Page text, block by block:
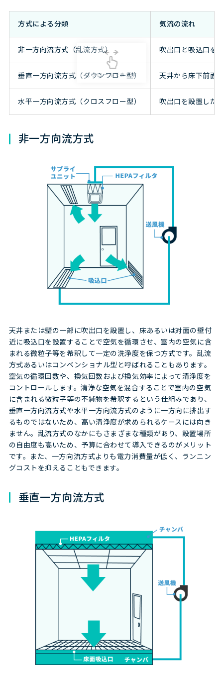
方式による分類 気流の流れ
非一方向流方式（乱流方式） 吹出口と吸込口を
垂直一方向流方式（ダウンフロー型） 天井から床下前面
水平一方向流方式（クロスフロー型） 吹出口を設置した
非一方向流方式
天井または壁の一部に吹出口を設置し、床あるいは対面の壁付
近に吸込口を設置することで空気を循環させ、室内の空気に含
まれる微粒子等を希釈して一定の洗浄度を保つ方式です。乱流
方式あるいはコンベンショナル型と呼ばれることもあります。
空気の循環回数や、換気回数および換気効率によって清浄度を
コントロールします。清浄な空気を混合することで室内の空気
に含まれる微粒子等の不純物を希釈するという仕組みであり、
垂直一方向流方式や水平一方向流方式のように一方向に排出す
るものではないため、高い清浄度が求められるケースには向き
ません。乱流方式のなかにもさまざまな種類があり、設置場所
の自由度も高いため、予算に合わせて導入できるのがメリット
です。また、一方向流方式よりも電力消費量が低く、ランニン
グコストを抑えることもできます。
垂直一方向流方式